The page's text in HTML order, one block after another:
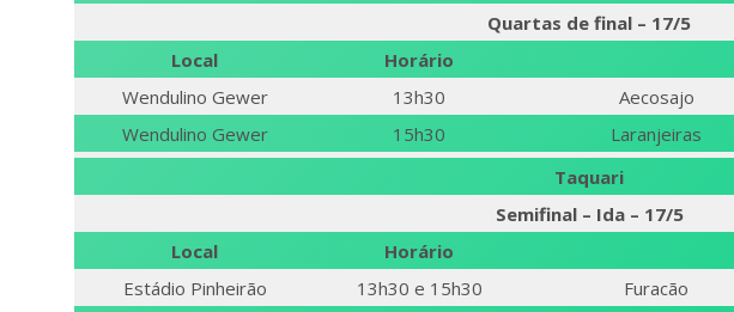
Quartas de final – 17/5
Local
Horário
Wendulino Gewer
13h30 Aecosajo
Wendulino Gewer
15h30 Laranjeiras
Taquari
Semifinal – Ida – 17/5
Local
Horário
Estádio Pinheirão
13h30 e 15h30 Furacão